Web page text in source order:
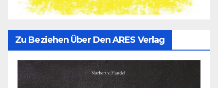
Zu Beziehen Über Den ARES Verlag